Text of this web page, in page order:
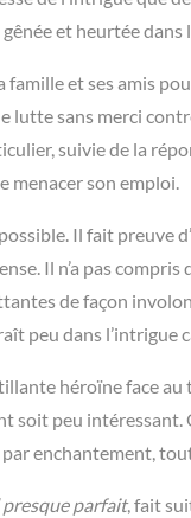
et heurtée
et ses amis
sans merci
suivie de la
menacer son emploi.
Il fait preuve
Il n’a pas
de façon
peu dans l’intrigue
héroïne face au
soit peu
enchantement,
parfait, fait